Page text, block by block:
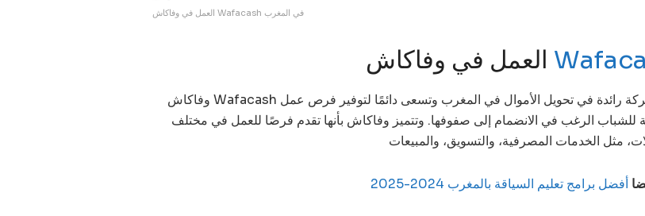
العمل في وفاكاش Wafacash في المغرب
وفاكاش Wafacash هي شركة رائدة في تحويل الأموال في المغرب وتسعى دائمًا لتوفير فرص عمل
للشباب الرغب في الانضمام إلى صفوفها. وتتميز وفاكاش بأنها تقدم فرصًا للعمل في مختلف
مثل الخدمات المصرفية، والتسويق، والمبيعات
أفضل برامج تعليم السياقة بالمغرب 2024-2025